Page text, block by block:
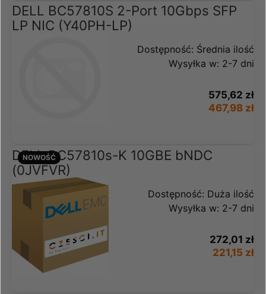
DELL BC57810S 2-Port 10Gbps SFP
LP NIC (Y40PH-LP)
Dostępność: Średnia ilość
Wysyłka w: 2-7 dni
575,62 zł
467,98 zł
DELL BC57810s-K 10GBE bNDC
(0JVFVR)
Dostępność: Duża ilość
Wysyłka w: 2-7 dni
272,01 zł
221,15 zł
NOWOŚĆ